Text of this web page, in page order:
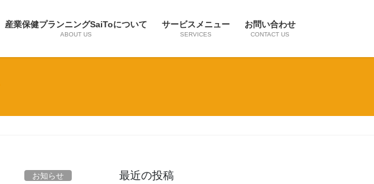
産業保健プランニングSaiToについて
ABOUT US
サービスメニュー
SERVICES
お問い合わせ
CONTACT US
お知らせ 最近の投稿